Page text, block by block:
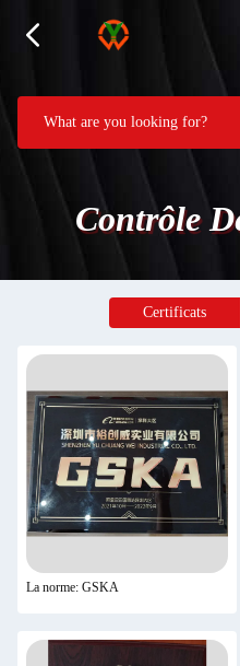
Contrôle
Certificats
La norme: GSKA